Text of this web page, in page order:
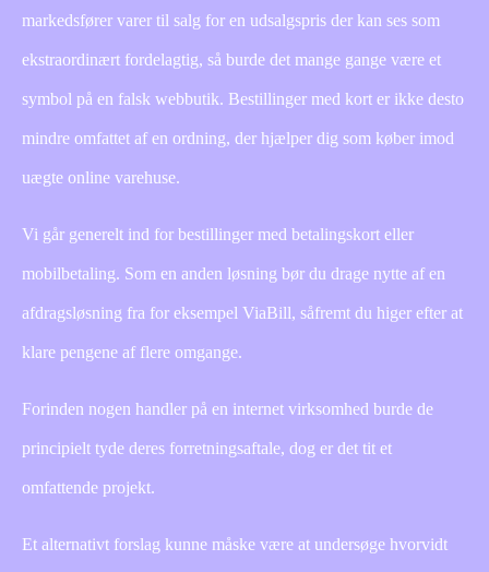
markedsfører varer til salg for en udsalgspris der kan ses som
ekstraordinært fordelagtig, så burde det mange gange være et
symbol på en falsk webbutik. Bestillinger med kort er ikke desto
mindre omfattet af en ordning, der hjælper dig som køber imod
uægte online varehuse.
Vi går generelt ind for bestillinger med betalingskort eller
mobilbetaling. Som en anden løsning bør du drage nytte af en
afdragsløsning fra for eksempel ViaBill, såfremt du higer efter at
klare pengene af flere omgange.
Forinden nogen handler på en internet virksomhed burde de
principielt tyde deres forretningsaftale, dog er det tit et
omfattende projekt.
Et alternativt forslag kunne måske være at undersøge hvorvidt